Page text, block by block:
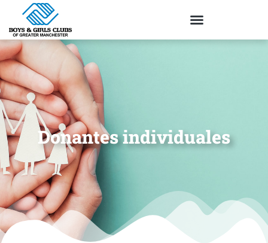
Donantes individuales